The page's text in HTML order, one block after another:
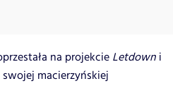
na projekcie Letdown i
macierzyńskiej